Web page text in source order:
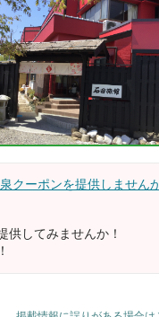
クーポンを提供しません
供してみませんか！